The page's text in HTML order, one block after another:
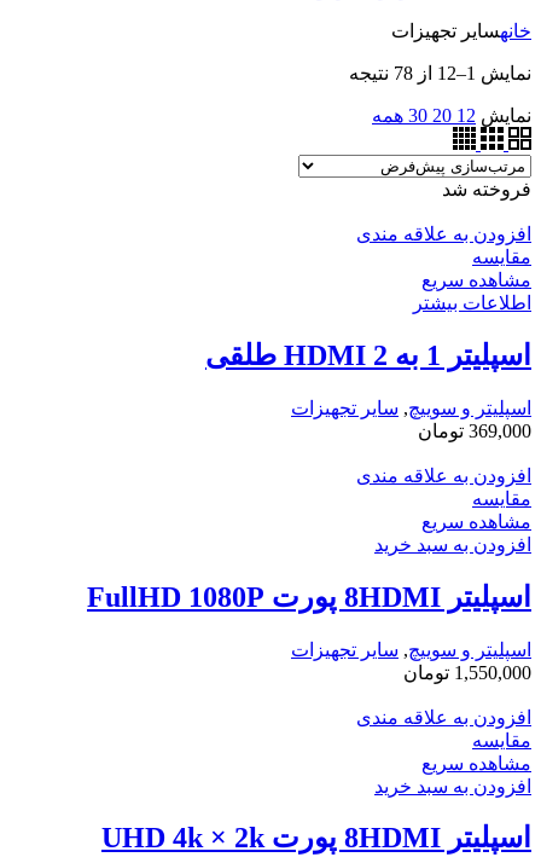
خانهسایر تجهیزات
نمایش 1–12 از 78 نتیجه
نمایش 12
20
30 همه
فروخته شد
افزودن به علاقه مندی
مقایسه
مشاهده سریع
اطلاعات بیشتر
اسپلیتر 1 به 2 HDMI طلقی
اسپلیتر و سوییچ, سایر تجهیزات
369,000 تومان
افزودن به علاقه مندی
مقایسه
مشاهده سریع
افزودن به سبد خرید
اسپلیتر 8HDMI پورت FullHD 1080P
اسپلیتر و سوییچ, سایر تجهیزات
1,550,000 تومان
افزودن به علاقه مندی
مقایسه
مشاهده سریع
افزودن به سبد خرید
اسپلیتر 8HDMI پورت UHD 4k × 2k